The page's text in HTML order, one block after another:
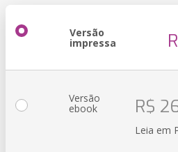
Versão
impressa
Versão
ebook R$
Leia em